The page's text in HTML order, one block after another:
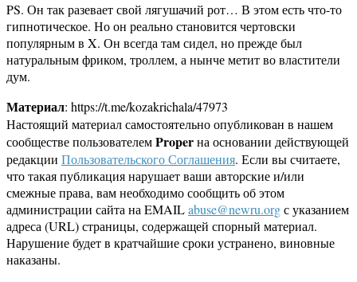
PS. Он так разевает свой лягушачий рот… В этом есть что-то
гипнотическое. Но он реально становится чертовски
популярным в X. Он всегда там сидел, но прежде был
натуральным фриком, троллем, а нынче метит во властители
дум.
Материал: https://t.me/kozakrichala/47973
Настоящий материал самостоятельно опубликован в нашем
сообществе пользователемProperна основании действующей
редакции Пользовательского Соглашения. Если вы считаете,
что такая публикация нарушает ваши авторские и/или
смежные права, вам необходимо сообщить об этом
администрации сайта на EMAILabuse@newru.orgс указанием
адреса (URL) страницы, содержащей спорный материал.
Нарушение будет в кратчайшие сроки устранено, виновные
наказаны.